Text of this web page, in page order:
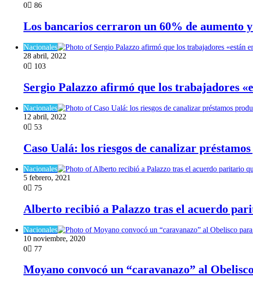
0
86
Los bancarios cerraron un 60% de
Nacionales
28 abril, 2022
0
103
Sergio Palazzo afirmó que los trabajadores
Nacionales
12 abril, 2022
0
53
Caso Ualá: los riesgos de canalizar
Nacionales
5 febrero, 2021
0
75
Alberto recibió a Palazzo tras el acuerdo
Nacionales
10 noviembre, 2020
0
77
Moyano convocó un “caravanazo” al